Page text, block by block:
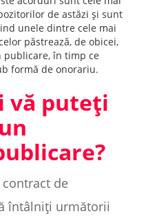
de astăzi și sunt
unele dintre cele mai
păstrează, de obicei,
în timp ce
formă de onorariu.
vă puteți
de
întâlniți următorii